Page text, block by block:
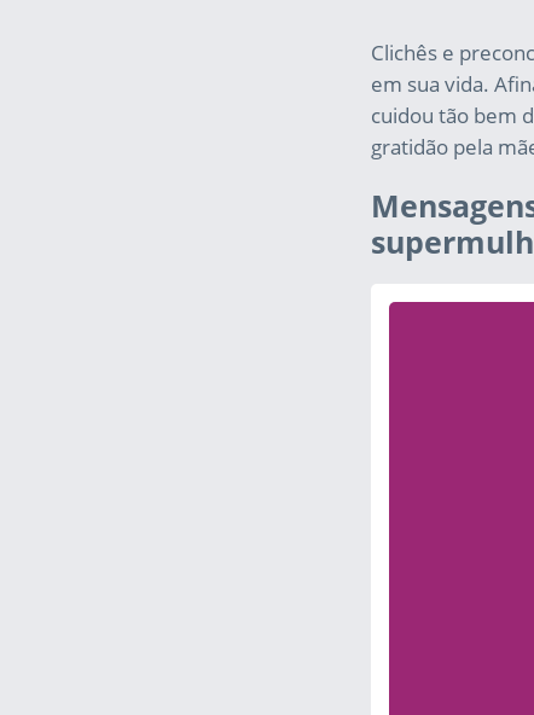
Clichês e
em sua vida.
cuidou tão bem
gratidão pela